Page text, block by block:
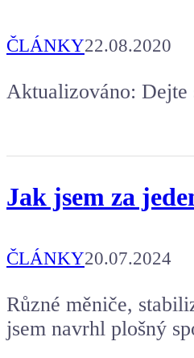
ČLÁNKY22.08.2020
Aktualizováno: Dejte
Jak jsem za
ČLÁNKY20.07.2024
Různé měniče,
jsem navrhl plošný